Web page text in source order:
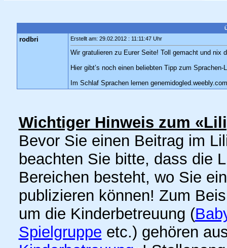
rodbri Erstellt am: 29.02.2012 : 11:11:47 Uhr
Wir gratulieren zu Eurer Seite! Toll gemacht und nix
Hier gibt’s noch einen beliebten Tipp zum
Im Schlaf Sprachen lernen genemidogled.weebly.com
Wichtiger Hinweis zum
Bevor Sie einen Beitrag im
beachten Sie bitte, dass die
Bereichen besteht, wo Sie
publizieren können! Zum
um die Kinderbetreuung (
Spielgruppe etc.) gehören